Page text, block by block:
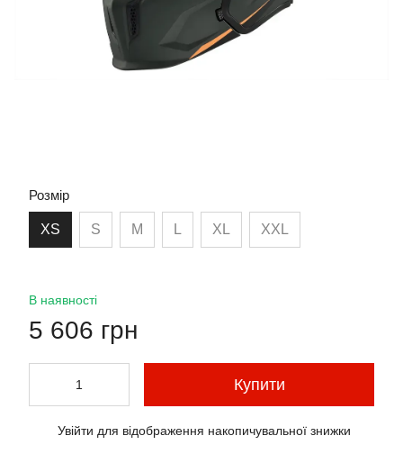
Розмір
XS S M L XL XXL
В наявності
5 606 грн
Купити
Увійти для відображення накопичувальної знижки